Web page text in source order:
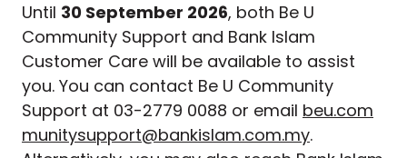
Until 30 September 2026, both Be U
Community Support and Bank Islam
Customer Care will be available to assist
you. You can contact Be U Community
Support at 03-2779 0088 or email beu.com
munitysupport@bankislam.com.my.